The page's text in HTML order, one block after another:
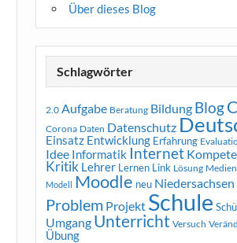
Über dieses Blog
Schlagwörter
2.0 Aufgabe Beratung Bildung Blog
Corona Daten Datenschutz
Einsatz Entwicklung Erfahrung
Idee Informatik Internet
Kritik Lehrer Lernen Link Lösung Medien
Modell Moodle neu Niedersachsen
Problem Projekt Schule
Umgang Unterricht Versuch
Übung